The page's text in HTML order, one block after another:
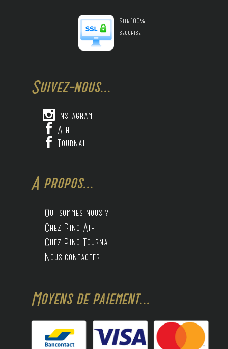
Site 100%
sécurisé
Suivez-nous...
 Instagram
 Ath
 Tournai
A propos...
Qui sommes-nous ?
Chez Pino Ath
Chez Pino Tournai
Nous contacter
Moyens de paiement...